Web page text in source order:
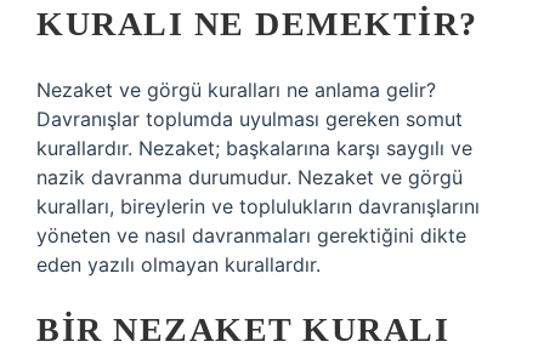
KURALI NE DEMEKTIR?
Nezaket ve görgü kuralları ne anlama gelir?
Davranışlar toplumda uyulması gereken somut
kurallardır. Nezaket; başkalarına karşı saygılı ve
nazik davranma durumudur. Nezaket ve görgü
kuralları, bireylerin ve toplulukların davranışlarını
yöneten ve nasıl davranmaları gerektiğini dikte
eden yazılı olmayan kurallardır.
BIR NEZAKET KURALI